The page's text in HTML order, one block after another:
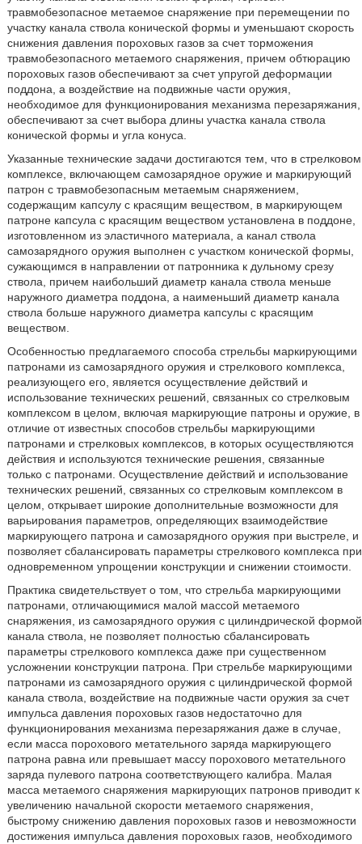
травмобезопасное метаемое снаряжение при перемещении по
участку канала ствола конической формы и уменьшают скорость
снижения давления пороховых газов за счет торможения
травмобезопасного метаемого снаряжения, причем обтюрацию
пороховых газов обеспечивают за счет упругой деформации
поддона, а воздействие на подвижные части оружия,
необходимое для функционирования механизма перезаряжания,
обеспечивают за счет выбора длины участка канала ствола
конической формы и угла конуса.
Указанные технические задачи достигаются тем, что в стрелковом
комплексе, включающем самозарядное оружие и маркирующий
патрон с травмобезопасным метаемым снаряжением,
содержащим капсулу с красящим веществом, в маркирующем
патроне капсула с красящим веществом установлена в поддоне,
изготовленном из эластичного материала, а канал ствола
самозарядного оружия выполнен с участком конической формы,
сужающимся в направлении от патронника к дульному срезу
ствола, причем наибольший диаметр канала ствола меньше
наружного диаметра поддона, а наименьший диаметр канала
ствола больше наружного диаметра капсулы с красящим
веществом.
Особенностью предлагаемого способа стрельбы маркирующими
патронами из самозарядного оружия и стрелкового комплекса,
реализующего его, является осуществление действий и
использование технических решений, связанных со стрелковым
комплексом в целом, включая маркирующие патроны и оружие, в
отличие от известных способов стрельбы маркирующими
патронами и стрелковых комплексов, в которых осуществляются
действия и используются технические решения, связанные
только с патронами. Осуществление действий и использование
технических решений, связанных со стрелковым комплексом в
целом, открывает широкие дополнительные возможности для
варьирования параметров, определяющих взаимодействие
маркирующего патрона и самозарядного оружия при выстреле, и
позволяет сбалансировать параметры стрелкового комплекса при
одновременном упрощении конструкции и снижении стоимости.
Практика свидетельствует о том, что стрельба маркирующими
патронами, отличающимися малой массой метаемого
снаряжения, из самозарядного оружия с цилиндрической формой
канала ствола, не позволяет полностью сбалансировать
параметры стрелкового комплекса даже при существенном
усложнении конструкции патрона. При стрельбе маркирующими
патронами из самозарядного оружия с цилиндрической формой
канала ствола, воздействие на подвижные части оружия за счет
импульса давления пороховых газов недостаточно для
функционирования механизма перезаряжания даже в случае,
если масса порохового метательного заряда маркирующего
патрона равна или превышает массу порохового метательного
заряда пулевого патрона соответствующего калибра. Малая
масса метаемого снаряжения маркирующих патронов приводит к
увеличению начальной скорости метаемого снаряжения,
быстрому снижению давления пороховых газов и невозможности
достижения импульса давления пороховых газов, необходимого